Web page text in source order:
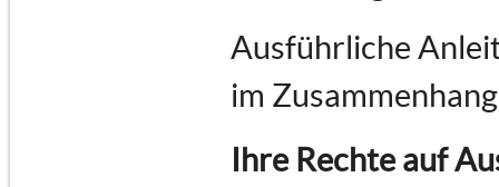
Ausführliche
im
Ihre Rechte auf